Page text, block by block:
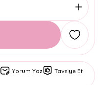
Yorum Yaz
Tavsiye Et